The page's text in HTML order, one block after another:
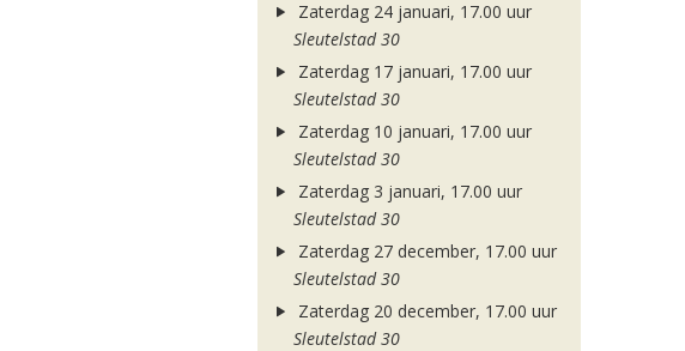
Zaterdag 24 januari, 17.00 uur
Sleutelstad 30
Zaterdag 17 januari, 17.00 uur
Sleutelstad 30
Zaterdag 10 januari, 17.00 uur
Sleutelstad 30
Zaterdag 3 januari, 17.00 uur
Sleutelstad 30
Zaterdag 27 december, 17.00 uur
Sleutelstad 30
Zaterdag 20 december, 17.00 uur
Sleutelstad 30